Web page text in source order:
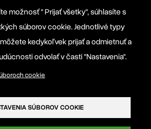
povinnosť prevádzkovateľa
súborov cookie
možnosť " Prijať všetky", súhlasíte s
súborov cookie. Jednotlivé typy
kedykoľvek prijať a odmietnuť a
odvolať v časti "Nastavenia".
cookie
SÚBOROV COOKIE